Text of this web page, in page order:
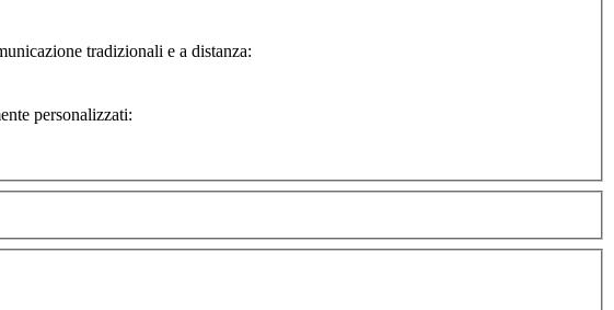
tradizionali e a distanza:
personalizzati: